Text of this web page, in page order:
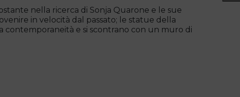
nella ricerca di Sonja Quarone e le sue
in velocità dal passato; le statue della
contemporaneità e si scontrano con un muro di